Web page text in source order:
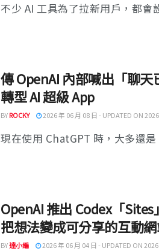
不少 AI 工具為了拉新用戶，都會
傳 OpenAI 內部喊出「聊
轉型 AI 超級 App
BYROCKY 2026 年 06 月 08 日 - UPDATED ON
現在使用 ChatGPT 時，大多還是
OpenAI 推出 Codex「
把想法變成可分享的互動
BY達小編 2026 年 06 月 04 日 - UPDATED ON